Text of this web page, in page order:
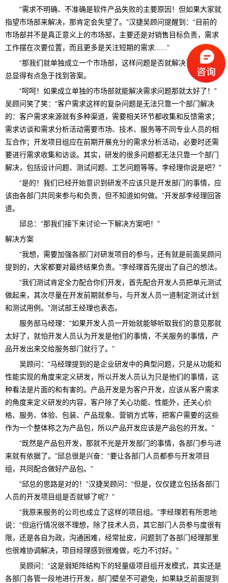
“需求不明确、不准确是软件产品失败的主要原因！但如果大家就
指望市场部来解决，那肯定会失望了。”汉捷吴顾问提醒到：“目前的
市场部并不是真正意义上的市场部，主要还是对销售目标负责，需求
工作摆在次要位置，而且更多是关注短期的需求......”
“那我们就单独成立一个市场部，这样问题是否就解决了呢？”邱
总显得有点急于找到答案。
“呵呵！如果成立单独的市场部就能解决需求问题那就太好了！”
吴顾问笑了笑：“客户需求这样的复杂问题是无法只靠一个部门解决
的：客户需求来源就有多种渠道，需要相关环节都收集和反馈需求；
需求访谈和需求分析活动需要市场、技术、服务等不同专业人员的相
互合作；开发项目组应在前期开展充分的需求分析活动，必要时还需
要进行需求收集和访谈。其实，研发的很多问题都无法只靠一个部门
解决，包括设计问题、测试问题、工艺问题等等。李经理你说是吧？”
“是的！我们已经开始意识到研发不应该只是开发部门的事情，应
该由各部门共同来参与和负责，但不知道如何做。”开发部李经理回答
道。
邱总：“那我们接下来讨论一下解决方案吧！”
解决方案
“我想，需要加强各部门对研发项目的参与，还有就是前面吴顾问
提到的，大家都要对最终结果负责。”李经理首先提出了自己的想法。
“我们测试肯定全力配合你们开发，首先配合开发人员把单元测试
做起来，其次尽量在开发前期就参与，与开发人员一道制定测试计划
和测试用例。”测试部王经理也表态。
服务部马经理：“如果开发人员一开始就能够听取我们的意见那就
太好了，就怕开发人员认为开发是他们的事情，不关服务的事情，产
品开发出来交给服务部门就行了。”
吴顾问：“马经理提到的是企业研发中的典型问题，只是从功能和
性能实现的角度来定义研发，所以开发人员认为只是他们的事情，这
种看法是片面的和有害的。产品开发是为客户开发，应该从客户需求
的角度来定义研发的内容，客户除了关心功能、性能外，还关心价
格、服务、体验、包装、产品现象、营销方式等，把客户需要的这些
作为一个整体称之为产品包，所以产品开发应该是产品包的开发。”
“既然是产品包开发，那就不光是开发部门的事情，各部门参与进
来就有依据了。”邱总很是兴奋：“要让各部门人员都参与开发项目
组，共同配合做好产品包。”
“邱总的思路是对的！”汉捷吴顾问：“但是，仅仅建立包括各部门
人员的开发项目组是否就够了呢？”
“我原来服务的公司也成立了这样的项目组。”李经理若有所思地
说：“但运行情况很不理想，除了技术人员，其它部门人员参与度很有
限，还是各自为政，沟通困难，经常扯皮，问题到了各部门经理那里
也很难协调解决，项目经理感到很难做，吃力不讨好。”
吴顾问：“这是弱矩阵结构下的轻量级项目组开发模式，其实还是
各部门各管一段地进行开发，部门壁垒不可避免，如果缺乏前面提到